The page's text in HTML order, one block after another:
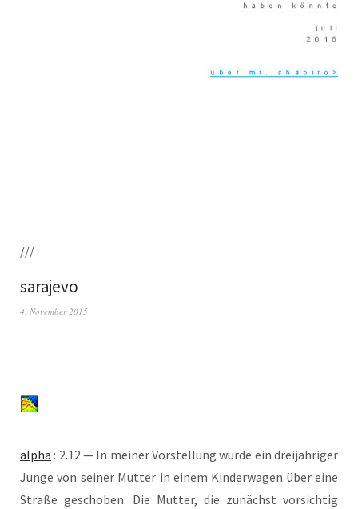
///
sarajevo
4. November 2015
alpha : 2.12 — In mei­ner Vor­stel­lung wur­de ein drei­jäh­ri­ger
Jun­ge von sei­ner Mut­ter in einem Kin­der­wa­gen über eine
Stra­ße gescho­ben. Die Mut­ter, die zunächst vor­sich­tig